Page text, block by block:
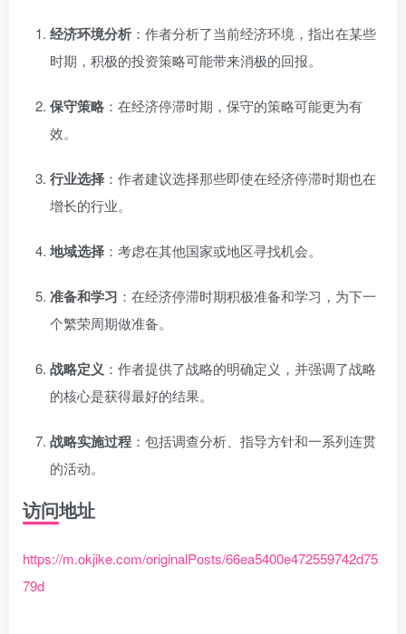
经济环境分析 ：作者分析了当前经济环境，指出在某些
时期，积极的投资策略可能带来消极的回报。
保守策略 ：在经济停滞时期，保守的策略可能更为有
效。
行业选择 ：作者建议选择那些即使在经济停滞时期也在
增长的行业。
地域选择 ：考虑在其他国家或地区寻找机会。
准备和学习 ：在经济停滞时期积极准备和学习，为下一
个繁荣周期做准备。
战略定义 ：作者提供了战略的明确定义，并强调了战略
的核心是获得最好的结果。
战略实施过程 ：包括调查分析、指导方针和一系列连贯
的活动。
访问地址
https://m.okjike.com/originalPosts/66ea5400e472559742d75
79d